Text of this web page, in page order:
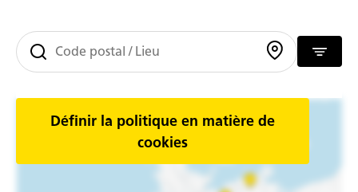
Définir la politique en matière de
cookies